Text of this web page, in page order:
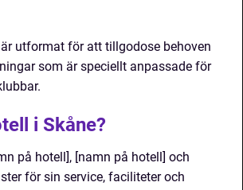
utformat för att tillgodose behoven
som är speciellt anpassade för
i Skåne?
på hotell], [namn på hotell] och
för sin service, faciliteter och